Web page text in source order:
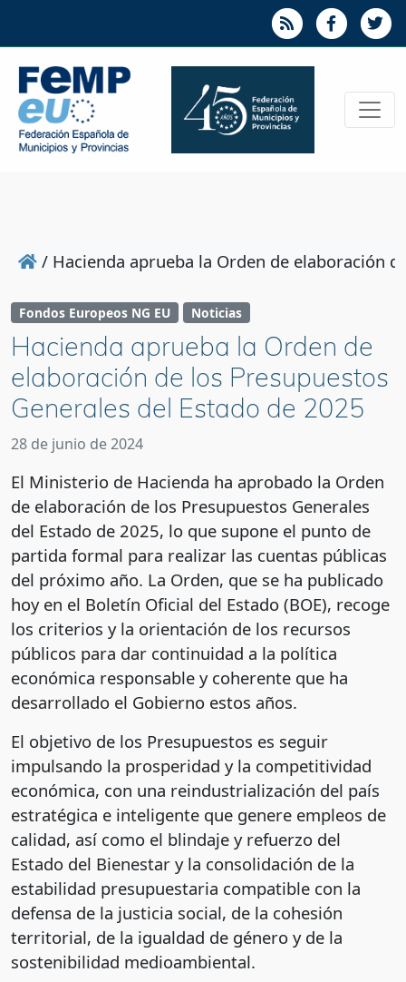
/ Hacienda aprueba la Orden de elaboración
Fondos Europeos NG EU Noticias
Hacienda aprueba la Orden de
elaboración de los Presupuestos
Generales del Estado de 2025
28 de junio de 2024
El Ministerio de Hacienda ha aprobado la Orden
de elaboración de los Presupuestos Generales
del Estado de 2025, lo que supone el punto de
partida formal para realizar las cuentas públicas
del próximo año. La Orden, que se ha publicado
hoy en el Boletín Oficial del Estado (BOE), recoge
los criterios y la orientación de los recursos
públicos para dar continuidad a la política
económica responsable y coherente que ha
desarrollado el Gobierno estos años.
El objetivo de los Presupuestos es seguir
impulsando la prosperidad y la competitividad
económica, con una reindustrialización del país
estratégica e inteligente que genere empleos de
calidad, así como el blindaje y refuerzo del
Estado del Bienestar y la consolidación de la
estabilidad presupuestaria compatible con la
defensa de la justicia social, de la cohesión
territorial, de la igualdad de género y de la
sostenibilidad medioambiental.